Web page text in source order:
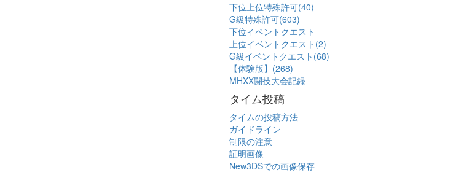
下位上位特殊許可(40)
G級特殊許可(603)
下位イベントクエスト
上位イベントクエスト(2)
G級イベントクエスト(68)
【体験版】(268)
MHXX闘技大会記録
タイム投稿
タイムの投稿方法
ガイドライン
制限の注意
証明画像
New3DSでの画像保存